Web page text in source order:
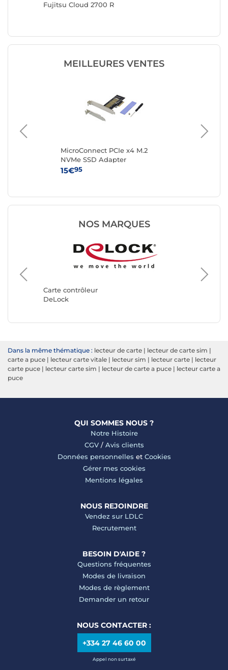
Fujitsu Cloud 2700 R
MEILLEURES VENTES
MicroConnect PCIe x4 M.2
NVMe SSD Adapter
15€95
NOS MARQUES
Carte contrôleur
DeLock
Carte
Dans la même thématique : lecteur de carte | lecteur de carte sim |
carte a puce | lecteur carte vitale | lecteur sim | lecteur carte | lecteur
carte puce | lecteur carte sim | lecteur de carte a puce | lecteur carte a
puce
QUI SOMMES NOUS ?
Notre Histoire
CGV/ Avis clients
Données personnelles et Cookies
Gérer mes cookies
Mentions légales
NOUS REJOINDRE
Vendez sur LDLC
Recrutement
BESOIN D'AIDE ?
Questions fréquentes
Modes de livraison
Modes de règlement
Demander un retour
NOUS CONTACTER :
+334 27 46 60 00
Appel non surtaxé